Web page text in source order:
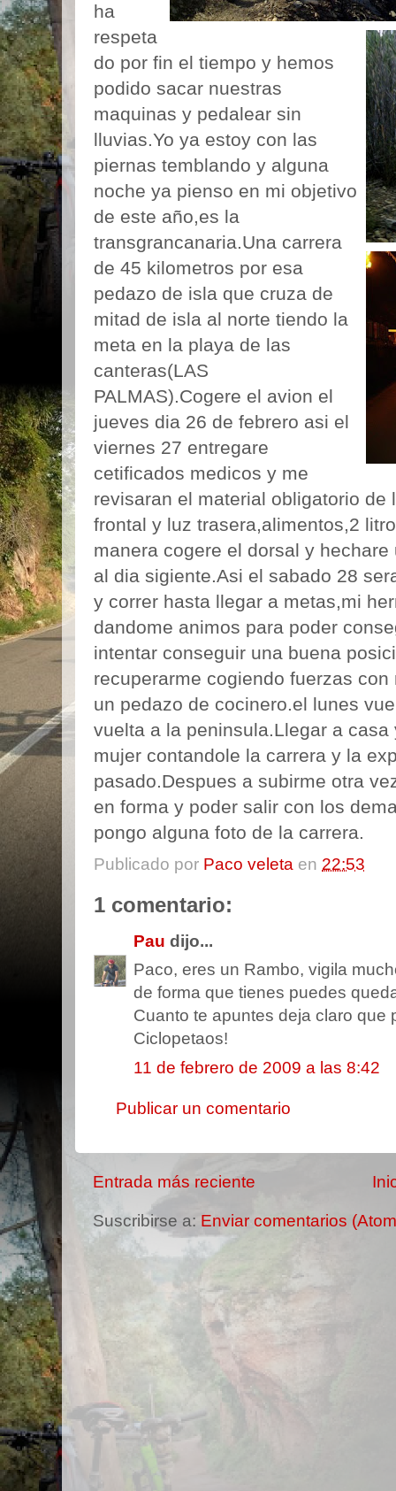
ha
respeta
do por fin el tiempo y hemos
podido sacar nuestras
maquinas y pedalear sin
lluvias.Yo ya estoy con las
piernas temblando y alguna
noche ya pienso en mi objetivo
de este año,es la
transgrancanaria.Una carrera
de 45 kilometros por esa
pedazo de isla que cruza de
mitad de isla al norte tiendo la
meta en la playa de las
canteras(LAS
PALMAS).Cogere el avion el
jueves dia 26 de febrero asi el
viernes 27 entregare
cetificados medicos y me
revisaran el material obligatorio
frontal y luz trasera,alimentos,2
manera cogere el dorsal y
al dia sigiente.Asi el sabado 28
y correr hasta llegar a metas,mi
dandome animos para poder
intentar conseguir una buena
recuperarme cogiendo fuerzas
un pedazo de cocinero.el lunes
vuelta a la peninsula.Llegar a
mujer contandole la carrera y la
pasado.Despues a subirme otra
en forma y poder salir con los
pongo alguna foto de la carrera.
Publicado por Paco veleta en 22:53
1 comentario:
Pau dijo...
Paco, eres un Rambo, vigila
de forma que tienes puedes
Cuanto te apuntes deja claro que
Ciclopetaos!
11 de febrero de 2009 a las 8:42
Publicar un comentario
Entrada más reciente
Suscribirse a: Enviar comentarios